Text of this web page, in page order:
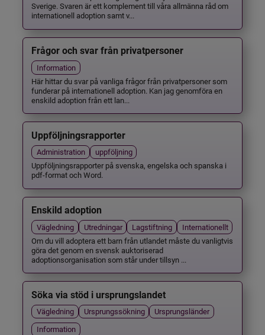
Sverige. Svaren är ett komplement till våra allmänna råd om
internationell adoption samt v...
Frågor och svar från privatpersoner
Information
Här hittar du svar på vanliga frågor från privatpersoner som
funderar på internationell adoption. Kan jag genomföra en
enskild adoption från ett lan...
Uppföljningsrapporter
Administration
uppföljning
Uppföljningsrapporter på svenska, engelska och spanska i
pdf-format och Word.
Enskild adoption
Vägledning Utredningar Lagstiftning
Internationellt
Om du vill adoptera ett barn från utlandet måste du vanligtvis
göra det genom en svensk auktoriserad
adoptionsorganisation som står under tillsyn ...
Söka via stöd i ursprungslandet
Vägledning Ursprungssökning
Ursprungsländer
Information